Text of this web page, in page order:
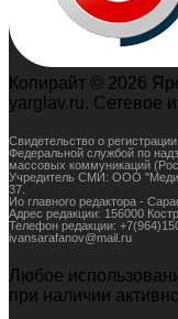
Копирайт © 2026
yarglav.ru. Сетевое
Свидетельство о
Федеральной службой по
массовых коммуникаций
Учредитель СМИ: ООО
37.
Ио главного редактора -
Адрес редакции: 156000
Телефон редакции:
ivansarafanov@mail.ru
Любое
при наличии